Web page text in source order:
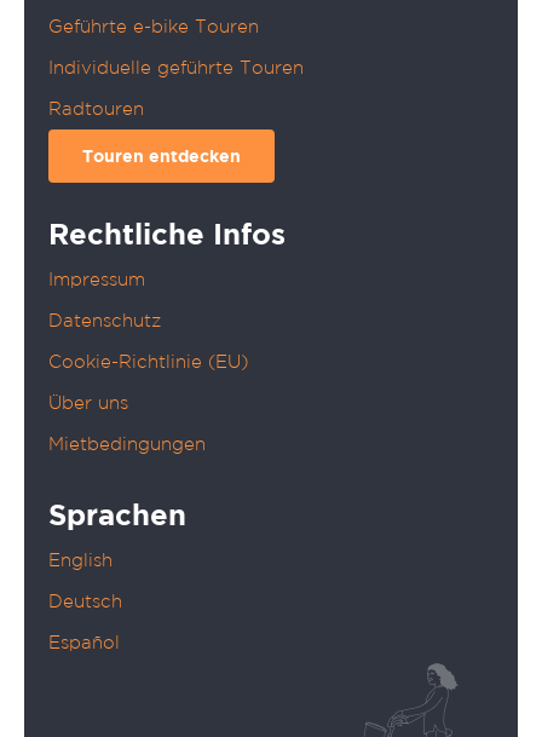
Geführte e-bike Touren
Individuelle geführte Touren
Radtouren
Touren entdecken
Rechtliche Infos
Impressum
Datenschutz
Cookie-Richtlinie (EU)
Über uns
Mietbedingungen
Sprachen
English
Deutsch
Español